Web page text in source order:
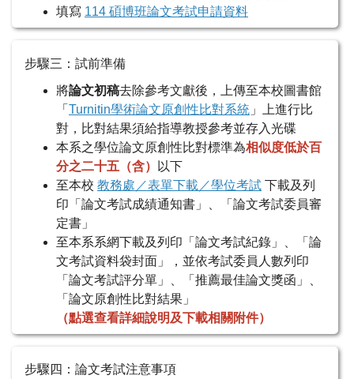
填寫 114 碩博班論文考試申請資料
步驟三：試前準備
將論文初稿去除參考文獻後，上傳至本校圖書館
「 Turnitin學術論文原創性比對系統 」上進行比
對，比對結果須給指導教授參考並存入光碟
本系之學位論文原創性比對標準為相似度低於百
分之二十五（含）
以下
至本校 教務處／表單下載／學位考試 下載及列
印「論文考試成績通知書」、「論文考試委員審
定書」
至本系系網下載及列印「論文考試紀錄」、「論
文考試資料袋封面」，並依考試委員人數列印
「論文考試評分單」、「推薦最佳論文獎函」、
「論文原創性比對結果」
（點選查看詳細說明及下載相關附件）
步驟四：論文考試注意事項